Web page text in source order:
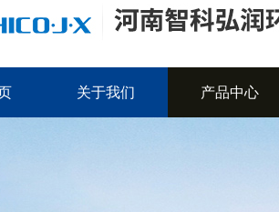
关于我们 产品中心